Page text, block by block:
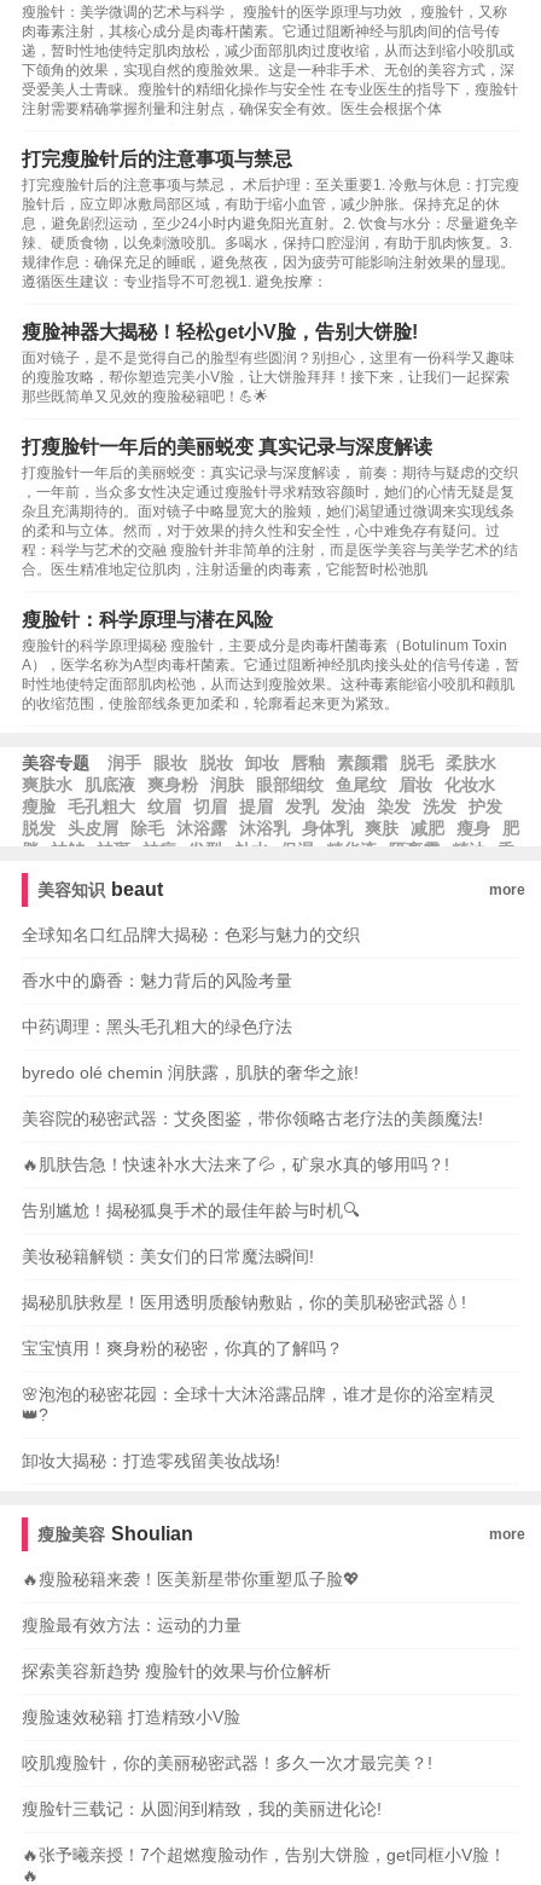
瘦脸针：美学微调的艺术与科学， 瘦脸针的医学原理与功效 ，瘦脸针，又称
肉毒素注射，其核心成分是肉毒杆菌素。它通过阻断神经与肌肉间的信号传
递，暂时性地使特定肌肉放松，减少面部肌肉过度收缩，从而达到缩小咬肌或
下颌角的效果，实现自然的瘦脸效果。这是一种非手术、无创的美容方式，深
受爱美人士青睐。瘦脸针的精细化操作与安全性 在专业医生的指导下，瘦脸针
注射需要精确掌握剂量和注射点，确保安全有效。医生会根据个体
打完瘦脸针后的注意事项与禁忌
打完瘦脸针后的注意事项与禁忌， 术后护理：至关重要1. 冷敷与休息：打完瘦
脸针后，应立即冰敷局部区域，有助于缩小血管，减少肿胀。保持充足的休
息，避免剧烈运动，至少24小时内避免阳光直射。2. 饮食与水分：尽量避免辛
辣、硬质食物，以免刺激咬肌。多喝水，保持口腔湿润，有助于肌肉恢复。3.
规律作息：确保充足的睡眠，避免熬夜，因为疲劳可能影响注射效果的显现。
遵循医生建议：专业指导不可忽视1. 避免按摩：
瘦脸神器大揭秘！轻松get小V脸，告别大饼脸!
面对镜子，是不是觉得自己的脸型有些圆润？别担心，这里有一份科学又趣味
的瘦脸攻略，帮你塑造完美小V脸，让大饼脸拜拜！接下来，让我们一起探索
那些既简单又见效的瘦脸秘籍吧！💪🌟
打瘦脸针一年后的美丽蜕变 真实记录与深度解读
打瘦脸针一年后的美丽蜕变：真实记录与深度解读， 前奏：期待与疑虑的交织
，一年前，当众多女性决定通过瘦脸针寻求精致容颜时，她们的心情无疑是复
杂且充满期待的。面对镜子中略显宽大的脸颊，她们渴望通过微调来实现线条
的柔和与立体。然而，对于效果的持久性和安全性，心中难免存有疑问。过
程：科学与艺术的交融 瘦脸针并非简单的注射，而是医学美容与美学艺术的结
合。医生精准地定位肌肉，注射适量的肉毒素，它能暂时松弛肌
瘦脸针：科学原理与潜在风险
瘦脸针的科学原理揭秘 瘦脸针，主要成分是肉毒杆菌毒素（Botulinum Toxin
A），医学名称为A型肉毒杆菌素。它通过阻断神经肌肉接头处的信号传递，暂
时性地使特定面部肌肉松弛，从而达到瘦脸效果。这种毒素能缩小咬肌和颧肌
的收缩范围，使脸部线条更加柔和，轮廓看起来更为紧致。
美容专题 润手 眼妆 脱妆 卸妆 唇釉 素颜霜 脱毛
柔肤水
爽肤水
肌底液 爽身粉 润肤 眼部细纹 鱼尾纹 眉妆
化妆水
瘦脸
毛孔粗大 纹眉 切眉 提眉 发乳 发油 染发 洗发
护发
脱发
头皮屑 除毛 沐浴露 沐浴乳 身体乳 爽肤 减肥 瘦身
肥
胖
祛皱 祛斑 祛痘 发型 补水 保湿 精华液 隔离霜 精油
香
水
美容知识 beaut more
全球知名口红品牌大揭秘：色彩与魅力的交织
香水中的麝香：魅力背后的风险考量
中药调理：黑头毛孔粗大的绿色疗法
byredo olé chemin 润肤露，肌肤的奢华之旅!
美容院的秘密武器：艾灸图鉴，带你领略古老疗法的美颜魔法!
🔥肌肤告急！快速补水大法来了💦，矿泉水真的够用吗？!
告别尴尬！揭秘狐臭手术的最佳年龄与时机🔍
美妆秘籍解锁：美女们的日常魔法瞬间!
揭秘肌肤救星！医用透明质酸钠敷贴，你的美肌秘密武器💧!
宝宝慎用！爽身粉的秘密，你真的了解吗？
🌸泡泡的秘密花园：全球十大沐浴露品牌，谁才是你的浴室精灵
👑?
卸妆大揭秘：打造零残留美妆战场!
瘦脸美容 Shoulian more
🔥瘦脸秘籍来袭！医美新星带你重塑瓜子脸💖
瘦脸最有效方法：运动的力量
探索美容新趋势 瘦脸针的效果与价位解析
瘦脸速效秘籍 打造精致小V脸
咬肌瘦脸针，你的美丽秘密武器！多久一次才最完美？!
瘦脸针三载记：从圆润到精致，我的美丽进化论!
🔥张予曦亲授！7个超燃瘦脸动作，告别大饼脸，get同框小V脸！
🔥